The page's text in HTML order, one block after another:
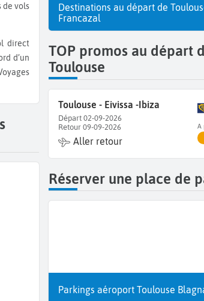
de vols
direct
d’un
Destinations au départ de
Francazal
TOP promos au départ
Toulouse
Toulouse - Eivissa -Ibiza
Départ 02-09-2026
Retour 09-09-2026
Aller retour
A
Réserver une place de
Parkings aéroport Toulouse